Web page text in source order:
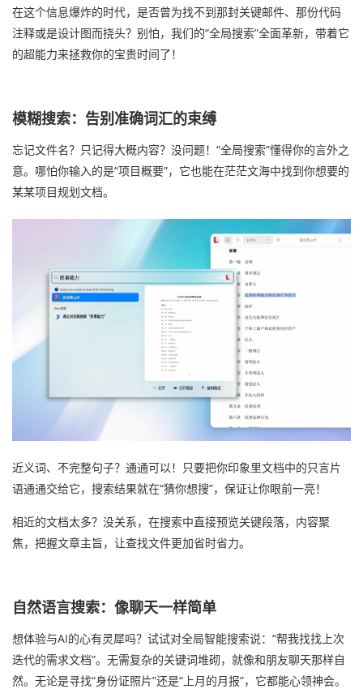
在这个信息爆炸的时代，是否曾为找不到那封关键邮件、那份代码
注释或是设计图而挠头？别怕，我们的“全局搜索”全面革新，带着它
的超能力来拯救你的宝贵时间了！
模糊搜索：告别准确词汇的束缚
忘记文件名？只记得大概内容？没问题！“全局搜索”懂得你的言外之
意。哪怕你输入的是“项目概要”，它也能在茫茫文海中找到你想要的
某某项目规划文档。
近义词、不完整句子？通通可以！只要把你印象里文档中的只言片
语通通交给它，搜索结果就在“猜你想搜”，保证让你眼前一亮！
相近的文档太多？没关系，在搜索中直接预览关键段落，内容聚
焦，把握文章主旨，让查找文件更加省时省力。
自然语言搜索：像聊天一样简单
想体验与AI的心有灵犀吗？试试对全局智能搜索说：“帮我找找上次
迭代的需求文档”。无需复杂的关键词堆砌，就像和朋友聊天那样自
然。无论是寻找“身份证照片”还是“上月的月报”，它都能心领神会。